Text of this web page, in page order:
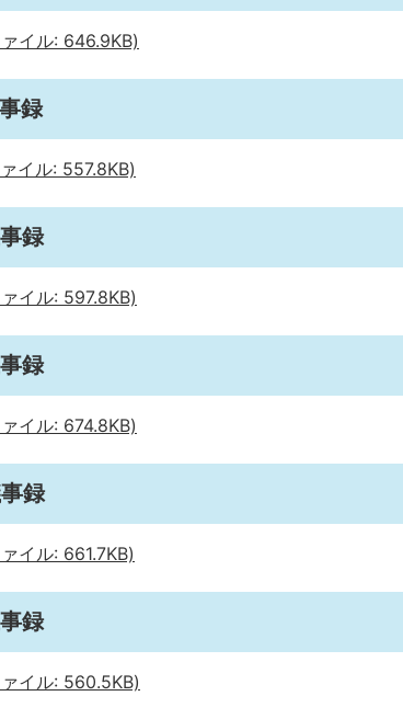
イル: 646.9KB)
録
イル: 557.8KB)
録
イル: 597.8KB)
録
イル: 674.8KB)
録
イル: 661.7KB)
録
イル: 560.5KB)